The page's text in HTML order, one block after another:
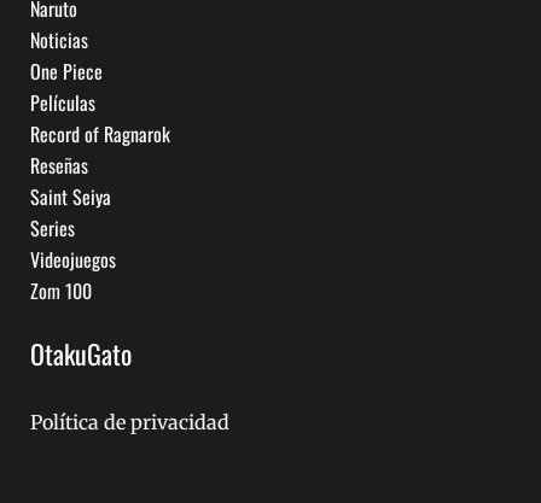
Naruto
Noticias
One Piece
Películas
Record of Ragnarok
Reseñas
Saint Seiya
Series
Videojuegos
Zom 100
OtakuGato
Política de privacidad